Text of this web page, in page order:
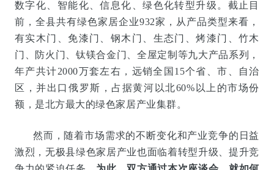
数字化、智能化、信息化、绿色化转型升级。截止目
前，全县共有绿色家居企业932家，从产品类型来看，
有实木门、免漆门、钢木门、生态门、烤漆门、竹木
门、防火门、钛镁合金门、全屋定制等九大产品系列，
年产共计2000万套左右，远销全国15个省、市、自治
区，并出口俄罗斯，占据黄河以北60%以上的市场份
额，是北方最大的绿色家居产业集群。
然而，随着市场需求的不断变化和产业竞争的日益
激烈，无极县绿色家居产业也面临着转型升级、提升竞